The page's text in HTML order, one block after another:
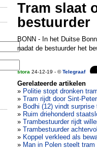
Tram slaat
bestuurder
BONN - In het Duitse
nadat de bestuurder het
stora 24-12-19 - ©Telegraaf
Gerelateerde artikelen
» Politie stopt dronken
» Tram rijdt door Sint-
» Bodhi (12) vindt
» Ruim driehonderd
» Trambestuurder rijdt
» Trambestuurder
» Koppel verkleed als
» Man in Polen steelt